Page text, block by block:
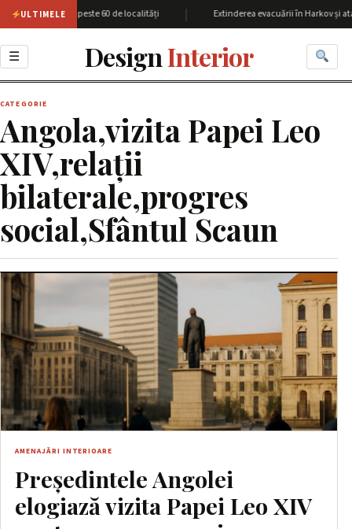
ULTIMELE
Harkov cu peste 60 de localități Extinderea evacuării în Harkov și
☰ DesignInterior
CATEGORIE
Angola,vizita Papei Leo
XIV,relații
bilaterale,progres
social,Sfântul Scaun
AMENAJĂRI INTERIOARE
Președintele Angolei
elogiază vizita Papei Leo XIV